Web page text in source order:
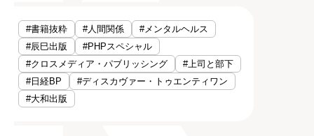
#書籍抜粋 #人間関係
#メンタルヘルス
#辰巳出版
#PHPスペシャル
#クロスメディア・パブリッシング
#上司と部下
#日経BP
#ディスカヴァー・トゥエンティワン
#大和出版